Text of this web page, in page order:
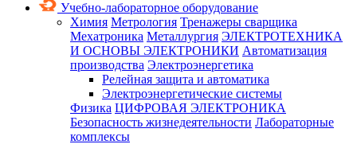
Учебно-лабораторное оборудование
Химия Метрология Тренажеры сварщика
Мехатроника Металлургия ЭЛЕКТРОТЕХНИКА
И ОСНОВЫ ЭЛЕКТРОНИКИ Автоматизация
производства Электроэнергетика
Релейная защита и автоматика
Электроэнергетические системы
Физика ЦИФРОВАЯ ЭЛЕКТРОНИКА
Безопасность жизнедеятельности Лабораторные
комплексы